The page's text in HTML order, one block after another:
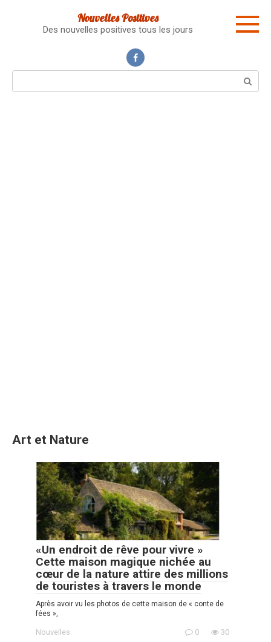
Nouvelles Positives
Des nouvelles positives tous les jours
Art et Nature
«Un endroit de rêve pour vivre »
Cette maison magique nichée au
cœur de la nature attire des millions
de touristes à travers le monde
Après avoir vu les photos de cette maison de « conte de
fées »,
Nouvelles 0 30